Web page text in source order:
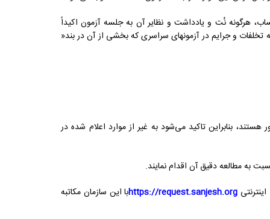
هرگونه نُت و یادداشت و نظایر آن به جلسه آزمون اکیداً
تخلفات و جرایم در آزمونهای سراسری که بخشی از آن در بند«
بنابراین تاکید می‌شود به غیر از موارد اعلام شده در
https://request.sanjesh.orgبا این سازمان مکاتبه